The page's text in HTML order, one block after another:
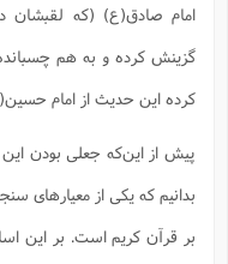
امام صادق(ع) (که لقبشان
گزینش کرده و به هم
کرده این حدیث از امام
پیش از این‌که جعلی بودن
بدانیم که یکی از معیارهای
بر قرآن کریم است. بر این